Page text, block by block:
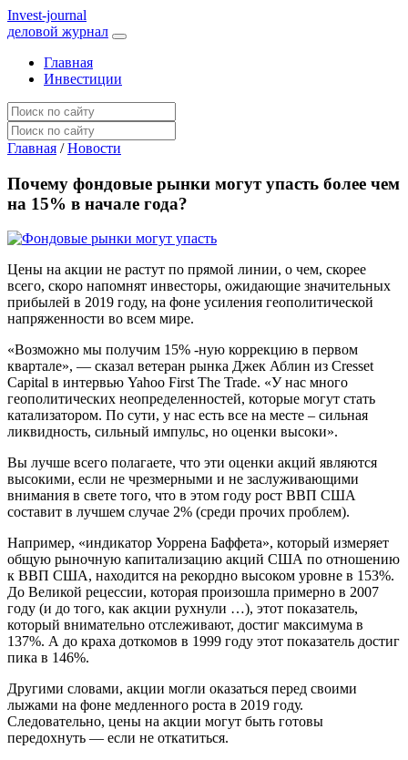
Invest-journal
деловой журнал
Главная
Инвестиции
Главная / Новости
Почему фондовые рынки могут упасть более чем
на 15% в начале года?
Цены на акции не растут по прямой линии, о чем, скорее
всего, скоро напомнят инвесторы, ожидающие значительных
прибылей в 2019 году, на фоне усиления геополитической
напряженности во всем мире.
«Возможно мы получим 15% -ную коррекцию в первом
квартале», — сказал ветеран рынка Джек Аблин из Cresset
Capital в интервью Yahoo First The Trade. «У нас много
геополитических неопределенностей, которые могут стать
катализатором. По сути, у нас есть все на месте – сильная
ликвидность, сильный импульс, но оценки высоки».
Вы лучше всего полагаете, что эти оценки акций являются
высокими, если не чрезмерными и не заслуживающими
внимания в свете того, что в этом году рост ВВП США
составит в лучшем случае 2% (среди прочих проблем).
Например, «индикатор Уоррена Баффета», который измеряет
общую рыночную капитализацию акций США по отношению
к ВВП США, находится на рекордно высоком уровне в 153%.
До Великой рецессии, которая произошла примерно в 2007
году (и до того, как акции рухнули …), этот показатель,
который внимательно отслеживают, достиг максимума в
137%. А до краха доткомов в 1999 году этот показатель достиг
пика в 146%.
Другими словами, акции могли оказаться перед своими
лыжами на фоне медленного роста в 2019 году.
Следовательно, цены на акции могут быть готовы
передохнуть — если не откатиться.